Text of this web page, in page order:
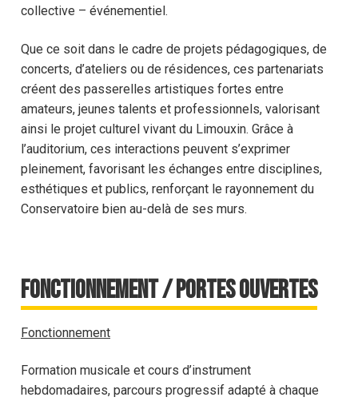
collective – événementiel.
Que ce soit dans le cadre de projets pédagogiques, de
concerts, d’ateliers ou de résidences, ces partenariats
créent des passerelles artistiques fortes entre
amateurs, jeunes talents et professionnels, valorisant
ainsi le projet culturel vivant du Limouxin. Grâce à
l’auditorium, ces interactions peuvent s’exprimer
pleinement, favorisant les échanges entre disciplines,
esthétiques et publics, renforçant le rayonnement du
Conservatoire bien au-delà de ses murs.
Fonctionnement / Portes ouvertes
Fonctionnement
Formation musicale et cours d’instrument
hebdomadaires, parcours progressif adapté à chaque